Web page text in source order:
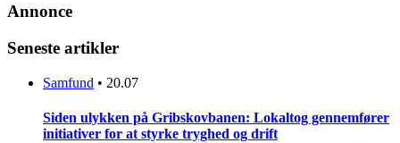
Annonce
Seneste artikler
Samfund • 20.07
Siden ulykken på Gribskovbanen: Lokaltog gennemfører
initiativer for at styrke tryghed og drift